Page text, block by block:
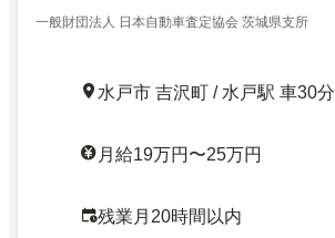
一般財団法人 日本自動車査定協会 茨城県支所
水戸市 吉沢町 / 水戸駅 車30分
月給19万円〜25万円
残業月20時間以内